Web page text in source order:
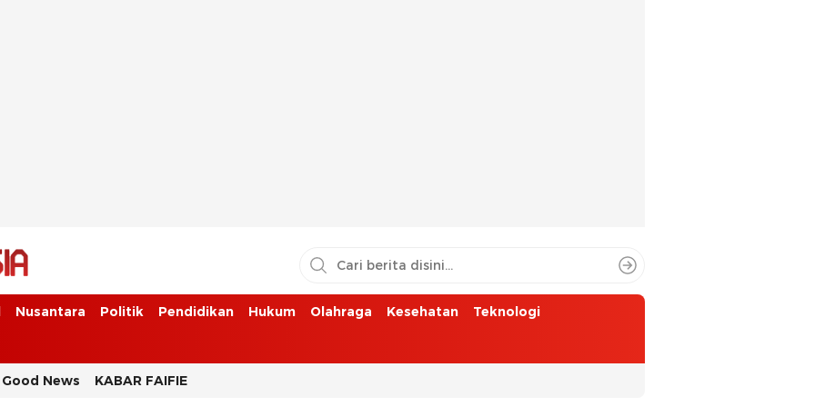
Nusantara Politik Pendidikan Hukum Olahraga Kesehatan Teknologi
Good News KABAR FAIFIE